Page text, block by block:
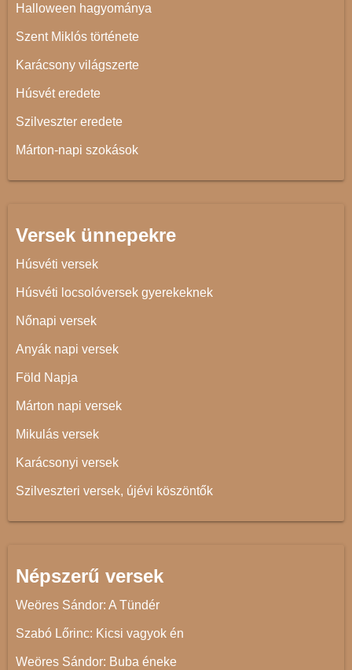
Halloween hagyománya
Szent Miklós története
Karácsony világszerte
Húsvét eredete
Szilveszter eredete
Márton-napi szokások
Versek ünnepekre
Húsvéti versek
Húsvéti locsolóversek gyerekeknek
Nőnapi versek
Anyák napi versek
Föld Napja
Márton napi versek
Mikulás versek
Karácsonyi versek
Szilveszteri versek, újévi köszöntők
Népszerű versek
Weöres Sándor: A Tündér
Szabó Lőrinc: Kicsi vagyok én
Weöres Sándor: Buba éneke